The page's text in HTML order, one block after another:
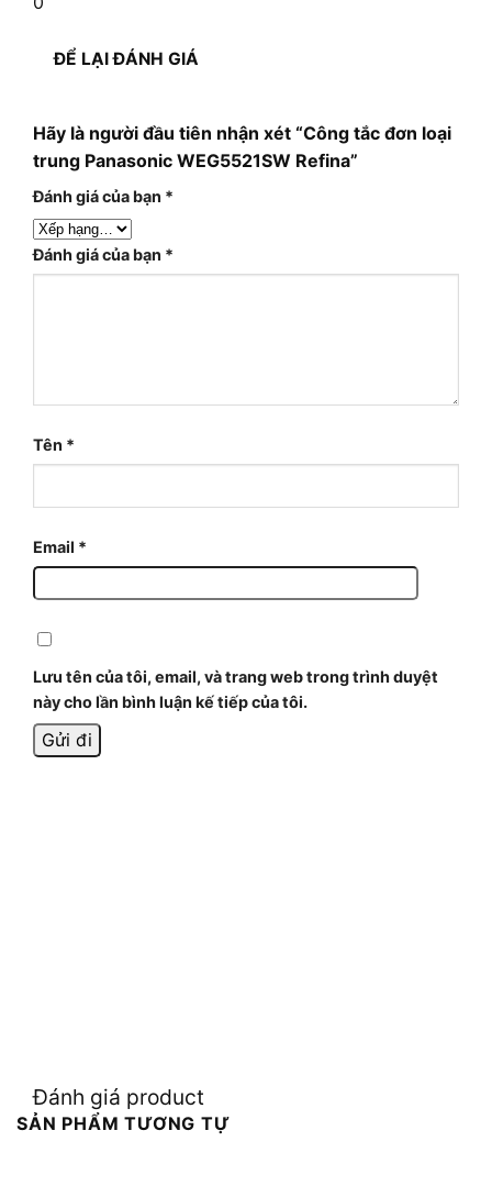
ĐỂ LẠI ĐÁNH GIÁ
Hãy là người đầu tiên nhận xét “Công tắc đơn loại
trung Panasonic WEG5521SW Refina”
Đánh giá của bạn *
Đánh giá của bạn *
Tên *
Email *
Lưu tên của tôi, email, và trang web trong trình duyệt
này cho lần bình luận kế tiếp của tôi.
Đánh giá product
SẢN PHẨM TƯƠNG TỰ